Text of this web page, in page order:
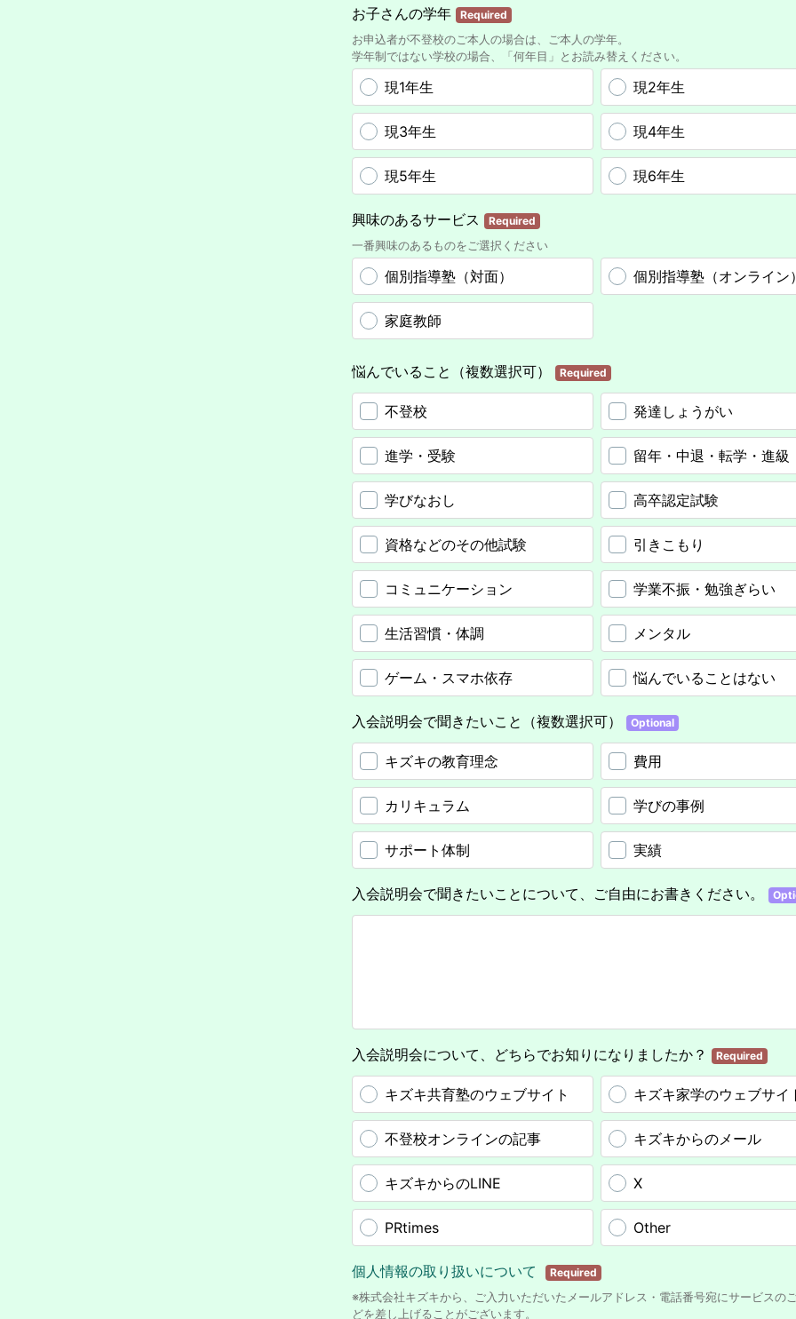
お子さんの学年 Required
お申込者が不登校のご本人の場合は、ご本人の学年。
学年制ではない学校の場合、「何年目」とお読み替えください。
現1年生 現2年生
現3年生 現4年生
現5年生 現6年生
興味のあるサービス Required
一番興味のあるものをご選択ください
個別指導塾（対面） 個別指導塾（オンライン
家庭教師
悩んでいること（複数選択可） Required
不登校 発達しょうがい
進学・受験 留年・中退・転学・進級
学びなおし 高卒認定試験
資格などのその他試験 引きこもり
コミュニケーション 学業不振・勉強ぎらい
生活習慣・体調 メンタル
ゲーム・スマホ依存 悩んでいることはない
入会説明会で聞きたいこと（複数選択可） Optional
キズキの教育理念 費用
カリキュラム 学びの事例
サポート体制 実績
入会説明会で聞きたいことについて、ご自由にお書きください。
入会説明会について、どちらでお知りになりましたか？ Required
キズキ共育塾のウェブサイト キズキ家学のウェブサイ
不登校オンラインの記事 キズキからのメール
キズキからのLINE X
PRtimes Other
個人情報の取り扱いについて Required
※株式会社キズキから、ご入力いただいたメールアドレス・電話番号宛にサービスの
どを差し上げることがございます。